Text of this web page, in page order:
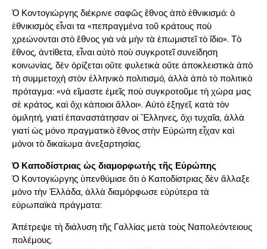
Ὁ Κοντογιώργης διέκρινε σαφῶς ἔθνος ἀπὸ ἐθνικισμό: ὁ
ἐθνικισμὸς εἶναι τα «πεπραγμένα τοῦ κράτους ποὺ
χρεώνονται στὸ ἔθνος γιὰ νὰ μὴν τὰ ἐπωμιστεῖ τὸ ἴδιο». Τὸ
ἔθνος, ἀντίθετα, εἶναι αὐτὸ ποὺ συγκροτεῖ συνείδηση
κοινωνίας, δὲν ὁρίζεται οὔτε φυλετικὰ οὔτε ἀποκλειστικὰ ἀπὸ
τὴ συμμετοχὴ στὸν ἑλληνικὸ πολιτισμό, ἀλλὰ ἀπὸ τὸ πολιτικὸ
πρόταγμα: «νὰ εἴμαστε ἐμεῖς ποὺ συγκροτοῦμε τὴ χώρα μας
σὲ κράτος, καὶ ὄχι κάποιοι ἄλλοι». Αὐτὸ ἐξηγεῖ, κατὰ τὸν
ὁμιλητή, γιατί ἐπαναστάτησαν οἱ Ἕλληνες, ὄχι τυχαῖα, ἀλλὰ
γιατί ὡς μόνο πραγματικὸ ἔθνος στὴν Εὐρώπη εἶχαν καὶ
μόνοι τὸ δικαίωμα ἀνεξαρτησίας.
Ὁ Καποδίστριας ὡς διαμορφωτὴς τῆς Εὐρώπης
Ὁ Κοντογιώργης ὑπενθύμισε ὅτι ὁ Καποδίστριας δὲν ἄλλαξε
μόνο τὴν Ἑλλάδα, ἀλλὰ διαμόρφωσε εὐρύτερα τὰ
εὐρωπαϊκὰ πράγματα:
Ἀπέτρεψε τὴ διάλυση τῆς Γαλλίας μετὰ τοὺς Ναπολεόντειους
πολέμους.